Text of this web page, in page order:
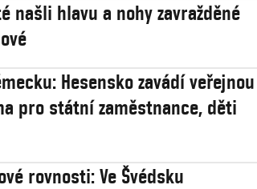
našli hlavu a nohy zavražděné
Hesensko zavádí veřejnou
pro státní zaměstnance, děti
rovnosti: Ve Švédsku